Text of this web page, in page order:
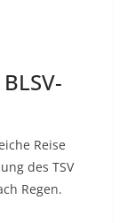
Reise
des TSV
Regen.